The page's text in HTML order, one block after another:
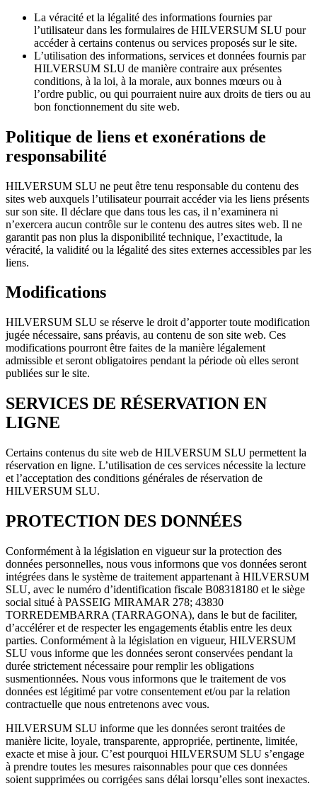
La véracité et la légalité des informations fournies par
l’utilisateur dans les formulaires de HILVERSUM SLU pour
accéder à certains contenus ou services proposés sur le site.
L’utilisation des informations, services et données fournis par
HILVERSUM SLU de manière contraire aux présentes
conditions, à la loi, à la morale, aux bonnes mœurs ou à
l’ordre public, ou qui pourraient nuire aux droits de tiers ou au
bon fonctionnement du site web.
Politique de liens et exonérations de
responsabilité
HILVERSUM SLU ne peut être tenu responsable du contenu des
sites web auxquels l’utilisateur pourrait accéder via les liens présents
sur son site. Il déclare que dans tous les cas, il n’examinera ni
n’exercera aucun contrôle sur le contenu des autres sites web. Il ne
garantit pas non plus la disponibilité technique, l’exactitude, la
véracité, la validité ou la légalité des sites externes accessibles par les
liens.
Modifications
HILVERSUM SLU se réserve le droit d’apporter toute modification
jugée nécessaire, sans préavis, au contenu de son site web. Ces
modifications pourront être faites de la manière légalement
admissible et seront obligatoires pendant la période où elles seront
publiées sur le site.
SERVICES DE RÉSERVATION EN
LIGNE
Certains contenus du site web de HILVERSUM SLU permettent la
réservation en ligne. L’utilisation de ces services nécessite la lecture
et l’acceptation des conditions générales de réservation de
HILVERSUM SLU.
PROTECTION DES DONNÉES
Conformément à la législation en vigueur sur la protection des
données personnelles, nous vous informons que vos données seront
intégrées dans le système de traitement appartenant à HILVERSUM
SLU, avec le numéro d’identification fiscale B08318180 et le siège
social situé à PASSEIG MIRAMAR 278; 43830
TORREDEMBARRA (TARRAGONA), dans le but de faciliter,
d’accélérer et de respecter les engagements établis entre les deux
parties. Conformément à la législation en vigueur, HILVERSUM
SLU vous informe que les données seront conservées pendant la
durée strictement nécessaire pour remplir les obligations
susmentionnées. Nous vous informons que le traitement de vos
données est légitimé par votre consentement et/ou par la relation
contractuelle que nous entretenons avec vous.
HILVERSUM SLU informe que les données seront traitées de
manière licite, loyale, transparente, appropriée, pertinente, limitée,
exacte et mise à jour. C’est pourquoi HILVERSUM SLU s’engage
à prendre toutes les mesures raisonnables pour que ces données
soient supprimées ou corrigées sans délai lorsqu’elles sont inexactes.